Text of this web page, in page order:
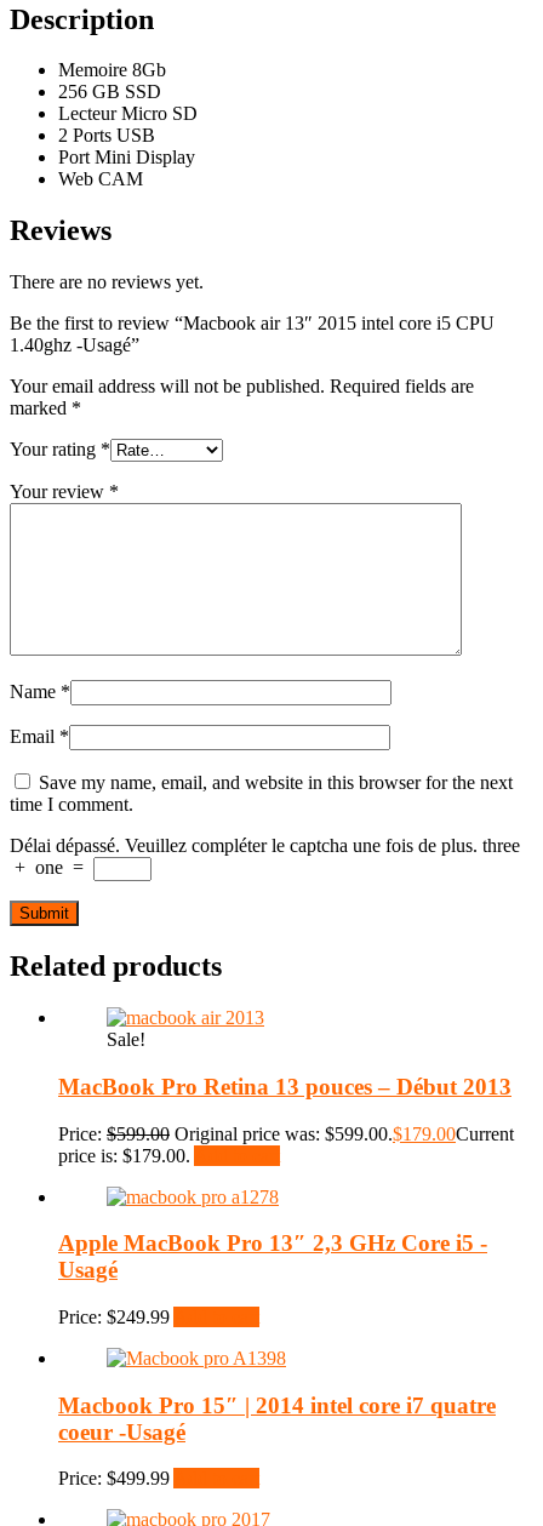
Description
Memoire 8Gb
256 GB SSD
Lecteur Micro SD
2 Ports USB
Port Mini Display
Web CAM
Reviews
There are no reviews yet.
Be the first to review “Macbook air 13″ 2015 intel core i5 CPU
1.40ghz -Usagé”
Your email address will not be published. Required fields are
marked *
Your rating *
Your review *
Name *
Email *
Save my name, email, and website in this browser for the next
time I comment.
Délai dépassé. Veuillez compléter le captcha une fois de plus. three
+ one =
Related products
Sale!
MacBook Pro Retina 13 pouces – Début 2013
Price: $599.00 Original price was: $599.00.$179.00Current
price is: $179.00.
Apple MacBook Pro 13″ 2,3 GHz Core i5 -
Usagé
Price: $249.99
Macbook Pro 15″ | 2014 intel core i7 quatre
coeur -Usagé
Price: $499.99